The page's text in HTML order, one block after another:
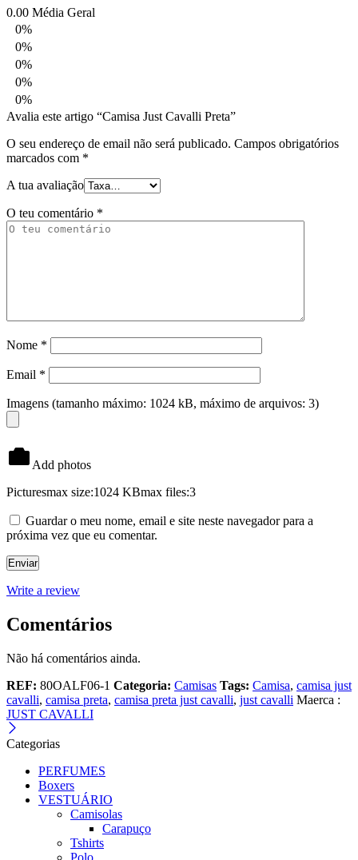
0.00 Média Geral
0%
0%
0%
0%
0%
Avalia este artigo “Camisa Just Cavalli Preta”
O seu endereço de email não será publicado. Campos obrigatórios
marcados com *
A tua avaliação
O teu comentário *
Nome *
Email *
Imagens (tamanho máximo: 1024 kB, máximo de arquivos: 3)
Add photos
Picturesmax size:1024 KBmax files:3
Guardar o meu nome, email e site neste navegador para a
próxima vez que eu comentar.
Write a review
Comentários
Não há comentários ainda.
REF: 80OALF06-1 Categoria: Camisas Tags: Camisa, camisa just
cavalli, camisa preta, camisa preta just cavalli, just cavalli Maerca :
JUST CAVALLI
Categorias
PERFUMES
Boxers
VESTUÁRIO
Camisolas
Carapuço
Tshirts
Polo